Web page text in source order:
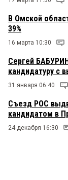
В Омской
39%
16 марта 10:30
Сергей
кандидатуру с
31 января 06:40
Съезд РОС
кандидатом в
24 декабря 16:30